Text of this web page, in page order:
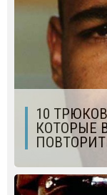
10
КОТОРЫЕ